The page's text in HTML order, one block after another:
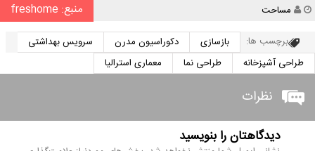
نویسنده
مساحت منبع: freshome
برچسب ها: بازسازی دکوراسیون مدرن
سرویس بهداشتی
طراحی آشپزخانه
طراحی نما معماری استرالیا
نظرات
دیدگاهتان را بنویسید